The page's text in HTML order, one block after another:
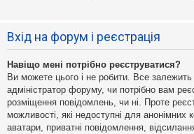
Вхід на форум і реєстрація
Навіщо мені потрібно реєструватися?
Ви можете цього і не робити. Все залежить
адміністратор форуму, чи потрібно вам
розміщення повідомлень, чи ні. Проте
можливості, які недоступні для анонімних
аватари, приватні повідомлення,